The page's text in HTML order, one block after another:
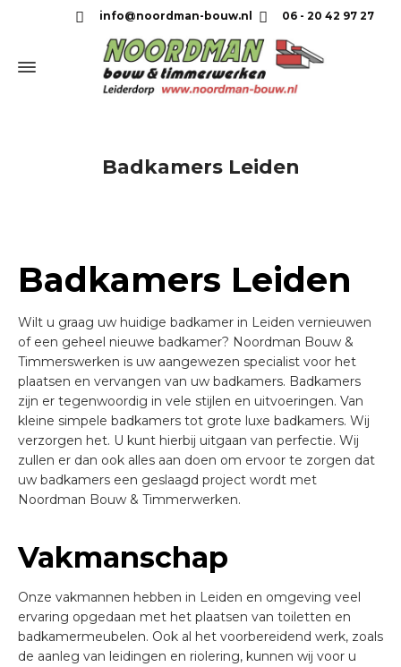
info@noordman-bouw.nl 06 - 20 42 97 27
Badkamers Leiden
Badkamers Leiden
Wilt u graag uw huidige badkamer in Leiden vernieuwen
of een geheel nieuwe badkamer? Noordman Bouw &
Timmerswerken is uw aangewezen specialist voor het
plaatsen en vervangen van uw badkamers. Badkamers
zijn er tegenwoordig in vele stijlen en uitvoeringen. Van
kleine simpele badkamers tot grote luxe badkamers. Wij
verzorgen het. U kunt hierbij uitgaan van perfectie. Wij
zullen er dan ook alles aan doen om ervoor te zorgen dat
uw badkamers een geslaagd project wordt met
Noordman Bouw & Timmerwerken.
Vakmanschap
Onze vakmannen hebben in Leiden en omgeving veel
ervaring opgedaan met het plaatsen van toiletten en
badkamermeubelen. Ook al het voorbereidend werk, zoals
de aanleg van leidingen en riolering, kunnen wij voor u